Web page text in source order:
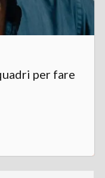
per fare